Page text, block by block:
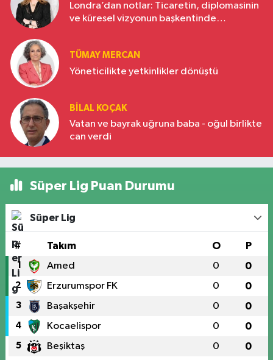
Londra’dan notlar: Ticaretin, diplomasinin
ve küresel vizyonun başkentinde
TÜMAY MERCAN
Yöneticilikte yetkinlikler dönüştü
BILAL KOÇAK
Vatan ve bayrak uğruna baba - oğul birlikte
can verdi
Süper Lig Puan Durumu
Süper Lig
# Takım O P
1 Amed 0 0
2 Erzurumspor FK 0 0
3 Başakşehir 0 0
4 Kocaelispor 0 0
5 Beşiktaş 0 0